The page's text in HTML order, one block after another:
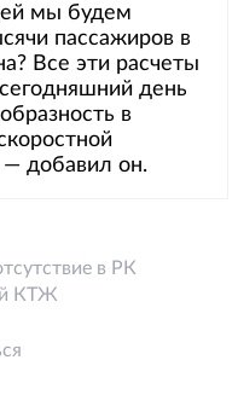
мы будем
пассажиров в
Все эти расчеты
день
в
— добавил он.
в РК
КТЖ